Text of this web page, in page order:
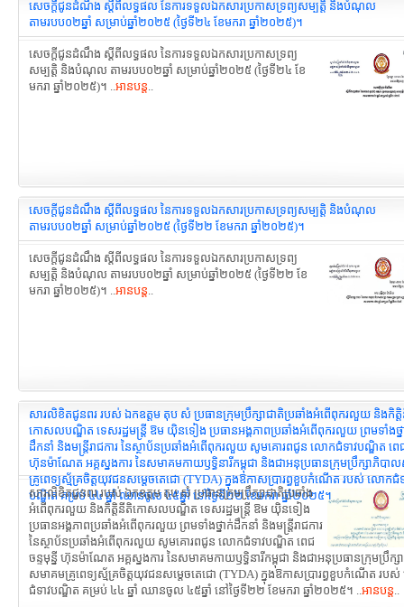
សេចក្តីជូនដំណឹង ស្តីពីលទ្ធផល នៃការទទួលឯកសារប្រកាសទ្រព្យសម្បត្តិ និងបំណុល
តាមរបប០២ឆ្នាំ សម្រាប់ឆ្នាំ២០២៥ (ថ្ងៃទី២៤ ខែមករា ឆ្នាំ២០២៥)។
សេចក្តីជូនដំណឹង ស្តីពីលទ្ធផល នៃការទទួលឯកសារប្រកាសទ្រព្យ
សម្បត្តិ និងបំណុល តាមរបប០២ឆ្នាំ សម្រាប់ឆ្នាំ២០២៥ (ថ្ងៃទី២៤ ខែ
មករា ឆ្នាំ២០២៥)។ ..អានបន្ត..
សេចក្តីជូនដំណឹង ស្តីពីលទ្ធផល នៃការទទួលឯកសារប្រកាសទ្រព្យសម្បត្តិ និងបំណុល
តាមរបប០២ឆ្នាំ សម្រាប់ឆ្នាំ២០២៥ (ថ្ងៃទី២២ ខែមករា ឆ្នាំ២០២៥)។
សេចក្តីជូនដំណឹង ស្តីពីលទ្ធផល នៃការទទួលឯកសារប្រកាសទ្រព្យ
សម្បត្តិ និងបំណុល តាមរបប០២ឆ្នាំ សម្រាប់ឆ្នាំ២០២៥ (ថ្ងៃទី២២ ខែ
មករា ឆ្នាំ២០២៥)។ ..អានបន្ត..
សារលិខិតជូនពរ របស់ ឯកឧត្តម តុប សំ ប្រធានក្រុមប្រឹក្សាជាតិប្រឆាំងអំពើពុករលួយ និងកិត្
កោសលបណ្ឌិត ទេសរដ្ឋមន្ដ្រី ឱម យ៉ិនទៀង ប្រធានអង្គភាពប្រឆាំងអំពើពុករលួយ ព្រមទាំងថ្ន
ដឹកនាំ និងមន្ត្រីរាជការ នៃស្ថាប័នប្រឆាំងអំពើពុករលួយ សូមគោរពជូន លោកជំទាវបណ្ឌិត ពេជ
ហ៊ុនម៉ាណែត អគ្គស្នងការ នៃសមាគមកាយឫទ្ធិនារីកម្ពុជា និងជាអនុប្រធានក្រុមប្រឹក្សាភិបា
គ្រូពេទ្យស្ម័គ្រចិត្តយុវជនសម្តេចតេជោ (TYDA) ក្នុងឱកាសប្រារព្ធខួបកំណើត របស់ លោកជំទ
បណ្ឌិត គម្រប់ ៤៤ ឆ្នាំ ឈានចូល ៤៥ឆ្នាំ នៅថ្ងៃទី២២ ខែមករា ឆ្នាំ២០២៥។
សារលិខិតជូនពរ របស់ ឯកឧត្តម តុប សំ ប្រធានក្រុមប្រឹក្សាជាតិប្រឆាំង
អំពើពុករលួយ និងកិត្តិនីតិកោសលបណ្ឌិត ទេសរដ្ឋមន្ដ្រី ឱម យ៉ិនទៀង
ប្រធានអង្គភាពប្រឆាំងអំពើពុករលួយ ព្រមទាំងថ្នាក់ដឹកនាំ និងមន្ត្រីរាជការ
នៃស្ថាប័នប្រឆាំងអំពើពុករលួយ សូមគោរពជូន លោកជំទាវបណ្ឌិត ពេជ
ចន្ទមុន្នី ហ៊ុនម៉ាណែត អគ្គស្នងការ នៃសមាគមកាយឫទ្ធិនារីកម្ពុជា និងជាអនុប្រធានក្រុមប្រឹក្
សមាគមគ្រូពេទ្យស្ម័គ្រចិត្តយុវជនសម្តេចតេជោ (TYDA) ក្នុងឱកាសប្រារព្ធខួបកំណើត រប
ជំទាវបណ្ឌិត គម្រប់ ៤៤ ឆ្នាំ ឈានចូល ៤៥ឆ្នាំ នៅថ្ងៃទី២២ ខែមករា ឆ្នាំ២០២៥។ ..អានបន្ត..